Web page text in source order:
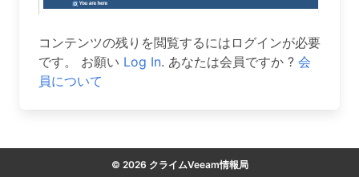
コンテンツの残りを閲覧するにはログインが必要
です。 お願い Log In. あなたは会員ですか ? 会
員について
© 2026 クライムVeeam情報局